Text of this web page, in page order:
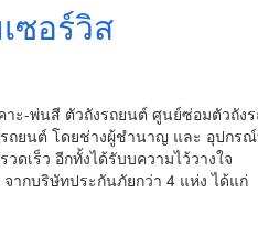
ซอร์วิส
าะ-พ่นสี ตัวถังรถยนต์ ศูนย์ซ่อมตัวถัง
ถยนต์ โดยช่างผู้ชำนาญ และ อุปกร
ดเร็ว อีกทั้งได้รับบความไว้วางใจ
ากบริษัทประกันภัยกว่า 4 แห่ง ได้แก่